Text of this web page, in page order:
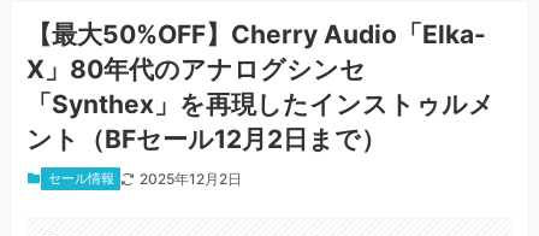
【最大50%OFF】Cherry Audio「Elka-
X」80年代のアナログシンセ
「Synthex」を再現したインストゥルメ
ント（BFセール12月2日まで）
セール情報 2025年12月2日